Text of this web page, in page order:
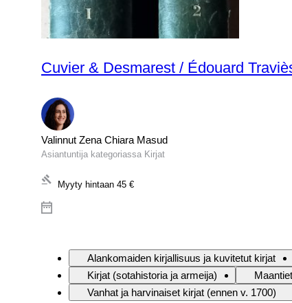
Cuvier & Desmarest / Édouard
Valinnut Zena Chiara Masud
Asiantuntija kategoriassa Kirjat
Myyty hintaan 45 €
Alankomaiden kirjallisuus ja kuvitetut kirjat
Kirjat (sotahistoria ja armeija)
Vanhat ja harvinaiset kirjat (ennen v. 1700)